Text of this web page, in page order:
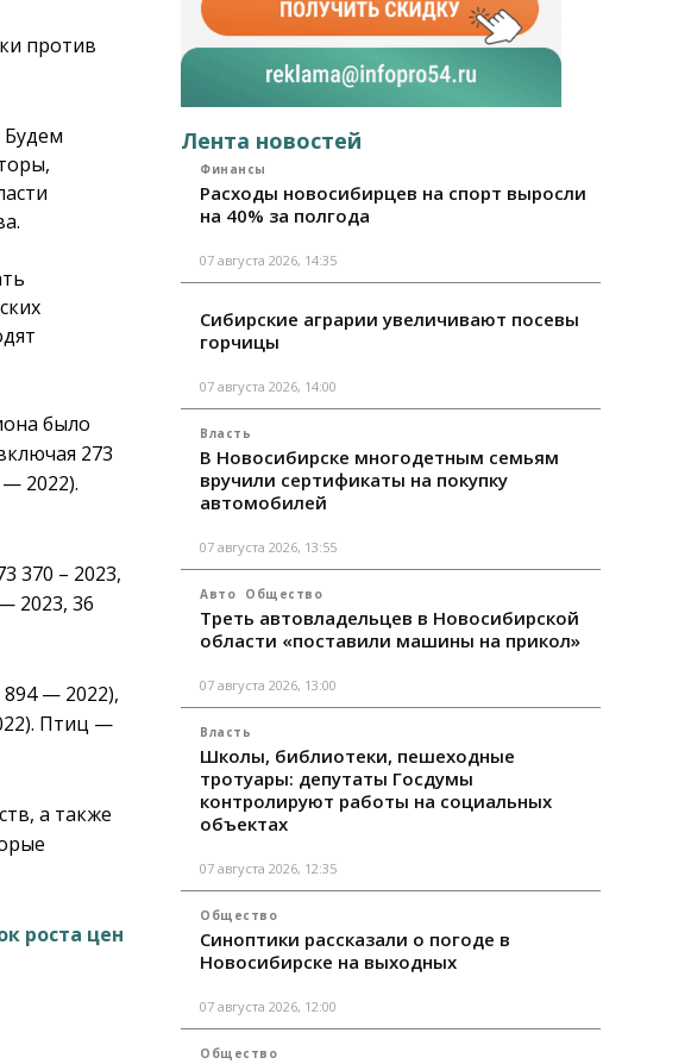
против
Будем
было
273
2022).
370 – 2023,
2023, 36
— 2022),
Птиц —
а также
роста цен
Лента новостей
Финансы
Расходы новосибирцев на спорт выросли
на 40% за полгода
07 августа 2026, 14:35
Сибирские аграрии увеличивают посевы
горчицы
07 августа 2026, 14:00
Власть
В Новосибирске многодетным семьям
вручили сертификаты на покупку
автомобилей
07 августа 2026, 13:55
Авто Общество
Треть автовладельцев в Новосибирской
области «поставили машины на прикол»
07 августа 2026, 13:00
Власть
Школы, библиотеки, пешеходные
тротуары: депутаты Госдумы
контролируют работы на социальных
объектах
07 августа 2026, 12:35
Общество
Синоптики рассказали о погоде в
Новосибирске на выходных
07 августа 2026, 12:00
Общество